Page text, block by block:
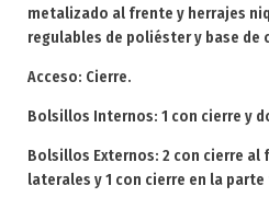
metalizado al frente y herrajes
regulables de poliéster y base de
Acceso: Cierre.
Bolsillos Internos: 1 con cierre y
Bolsillos Externos: 2 con cierre al
laterales y 1 con cierre en la